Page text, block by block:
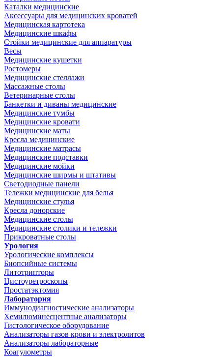
Каталки медицинские
Аксессуары для медицинских кроватей
Медицинская картотека
Медицинские шкафы
Стойки медицинские для аппаратуры
Весы
Медицинские кушетки
Ростомеры
Медицинские стеллажи
Массажные столы
Ветеринарные столы
Банкетки и диваны медицинские
Медицинские тумбы
Медицинские кровати
Медицинские маты
Кресла медицинские
Медицинские матрасы
Медицинские подставки
Медицинские мойки
Медицинские ширмы и штативы
Светодиодные панели
Тележки медицинские для белья
Медицинские стулья
Кресла донорские
Медицинские столы
Медицинские столики и тележки
Прикроватные столы
Урология
Урологические комплексы
Биопсийные системы
Литотрипторы
Цистоуретроскопы
Простатэктомия
Лаборатория
Иммунодиагностические анализаторы
Хемилюминесцентные анализаторы
Гистологическое оборудование
Анализаторы газов крови и электролитов
Анализаторы лабораторные
Коагулометры